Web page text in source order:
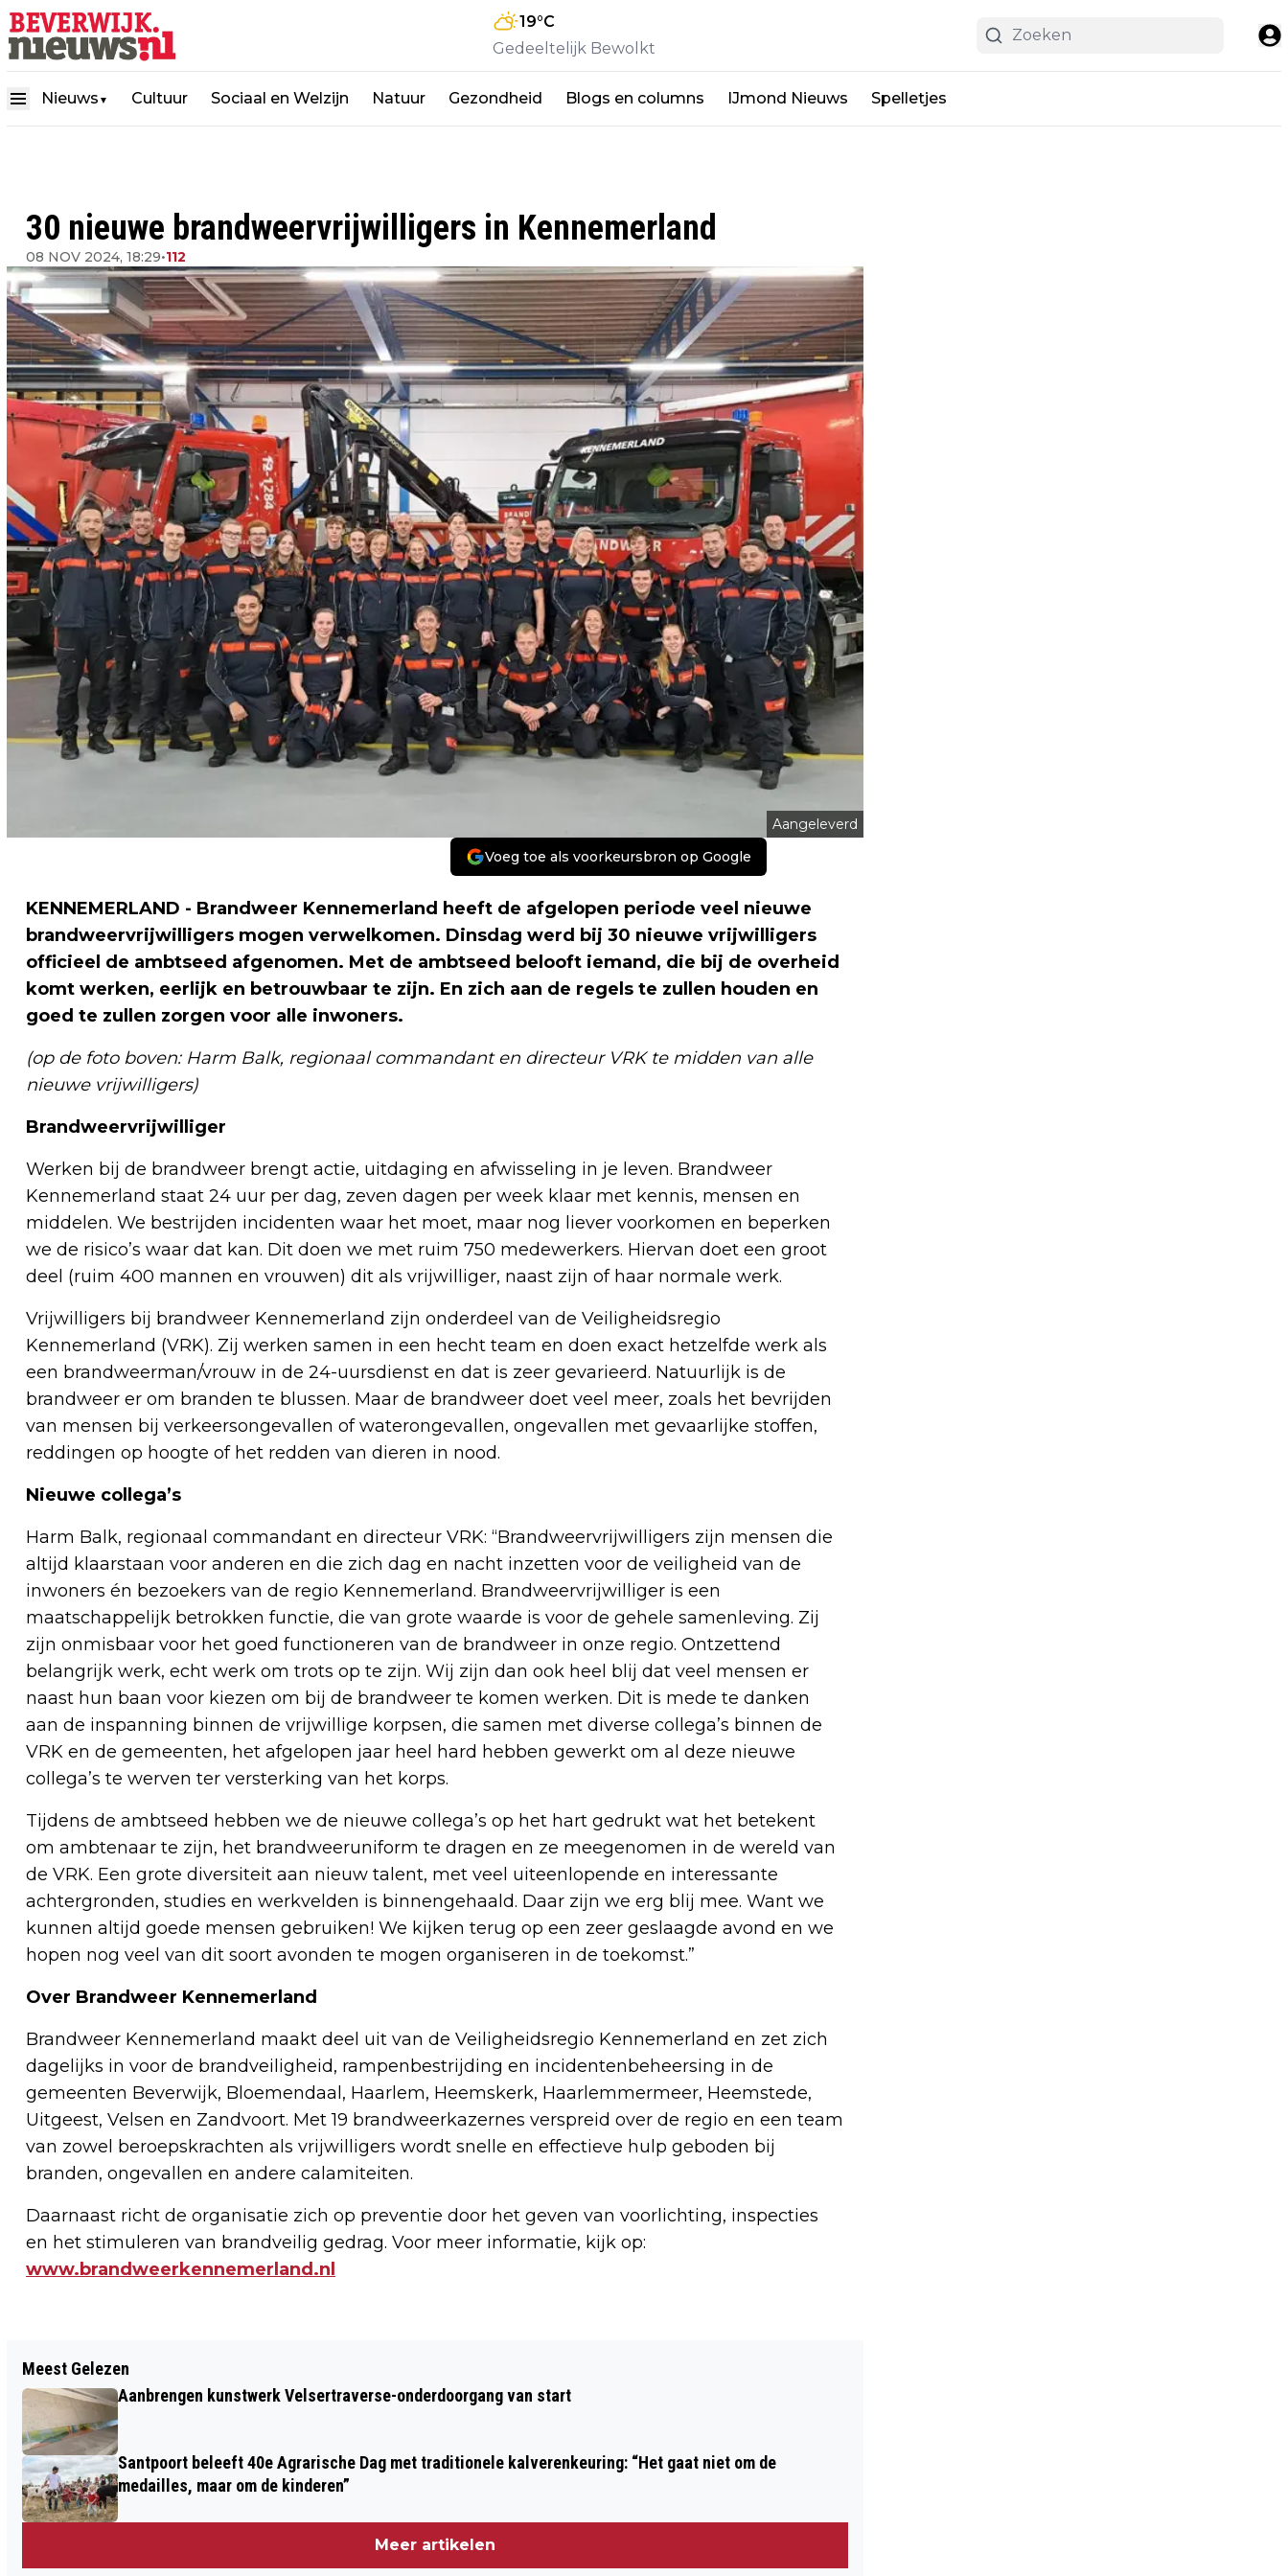
19°C
Gedeeltelijk Bewolkt
Nieuws ▼ Cultuur Sociaal en Welzijn Natuur Gezondheid Blogs en columns IJmond Nieuws Spelletjes
30 nieuwe brandweervrijwilligers in Kennemerland
08 NOV 2024, 18:29•112
Aangeleverd
Voeg toe als voorkeursbron op Google
KENNEMERLAND - Brandweer Kennemerland heeft de afgelopen periode veel nieuwe
brandweervrijwilligers mogen verwelkomen. Dinsdag werd bij 30 nieuwe vrijwilligers
officieel de ambtseed afgenomen. Met de ambtseed belooft iemand, die bij de overheid
komt werken, eerlijk en betrouwbaar te zijn. En zich aan de regels te zullen houden en
goed te zullen zorgen voor alle inwoners.
(op de foto boven: Harm Balk, regionaal commandant en directeur VRK te midden van alle
nieuwe vrijwilligers)
Brandweervrijwilliger
Werken bij de brandweer brengt actie, uitdaging en afwisseling in je leven. Brandweer
Kennemerland staat 24 uur per dag, zeven dagen per week klaar met kennis, mensen en
middelen. We bestrijden incidenten waar het moet, maar nog liever voorkomen en beperken
we de risico’s waar dat kan. Dit doen we met ruim 750 medewerkers. Hiervan doet een groot
deel (ruim 400 mannen en vrouwen) dit als vrijwilliger, naast zijn of haar normale werk.
Vrijwilligers bij brandweer Kennemerland zijn onderdeel van de Veiligheidsregio
Kennemerland (VRK). Zij werken samen in een hecht team en doen exact hetzelfde werk als
een brandweerman/vrouw in de 24-uursdienst en dat is zeer gevarieerd. Natuurlijk is de
brandweer er om branden te blussen. Maar de brandweer doet veel meer, zoals het bevrijden
van mensen bij verkeersongevallen of waterongevallen, ongevallen met gevaarlijke stoffen,
reddingen op hoogte of het redden van dieren in nood.
Nieuwe collega’s
Harm Balk, regionaal commandant en directeur VRK: “Brandweervrijwilligers zijn mensen die
altijd klaarstaan voor anderen en die zich dag en nacht inzetten voor de veiligheid van de
inwoners én bezoekers van de regio Kennemerland. Brandweervrijwilliger is een
maatschappelijk betrokken functie, die van grote waarde is voor de gehele samenleving. Zij
zijn onmisbaar voor het goed functioneren van de brandweer in onze regio. Ontzettend
belangrijk werk, echt werk om trots op te zijn. Wij zijn dan ook heel blij dat veel mensen er
naast hun baan voor kiezen om bij de brandweer te komen werken. Dit is mede te danken
aan de inspanning binnen de vrijwillige korpsen, die samen met diverse collega’s binnen de
VRK en de gemeenten, het afgelopen jaar heel hard hebben gewerkt om al deze nieuwe
collega’s te werven ter versterking van het korps.
Tijdens de ambtseed hebben we de nieuwe collega’s op het hart gedrukt wat het betekent
om ambtenaar te zijn, het brandweeruniform te dragen en ze meegenomen in de wereld van
de VRK. Een grote diversiteit aan nieuw talent, met veel uiteenlopende en interessante
achtergronden, studies en werkvelden is binnengehaald. Daar zijn we erg blij mee. Want we
kunnen altijd goede mensen gebruiken! We kijken terug op een zeer geslaagde avond en we
hopen nog veel van dit soort avonden te mogen organiseren in de toekomst.”
Over Brandweer Kennemerland
Brandweer Kennemerland maakt deel uit van de Veiligheidsregio Kennemerland en zet zich
dagelijks in voor de brandveiligheid, rampenbestrijding en incidentenbeheersing in de
gemeenten Beverwijk, Bloemendaal, Haarlem, Heemskerk, Haarlemmermeer, Heemstede,
Uitgeest, Velsen en Zandvoort. Met 19 brandweerkazernes verspreid over de regio en een team
van zowel beroepskrachten als vrijwilligers wordt snelle en effectieve hulp geboden bij
branden, ongevallen en andere calamiteiten.
Daarnaast richt de organisatie zich op preventie door het geven van voorlichting, inspecties
en het stimuleren van brandveilig gedrag. Voor meer informatie, kijk op:
www.brandweerkennemerland.nl
BIJNA 20 JAAR GENIETEN VAN
PENSIOEN: GEMIDDELD HEEFT 65-
JARIGE NOG 21 JAAR TE LEVEN
BESTAAN MET OPEN HUIS
Meest Gelezen
Aanbrengen kunstwerk Velsertraverse-onderdoorgang van start
Santpoort beleeft 40e Agrarische Dag met traditionele kalverenkeuring: “Het gaat niet om de
medailles, maar om de kinderen”
Meer artikelen